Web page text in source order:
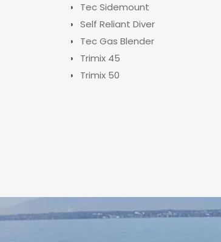
Tec Sidemount
Self Reliant Diver
Tec Gas Blender
Trimix 45
Trimix 50